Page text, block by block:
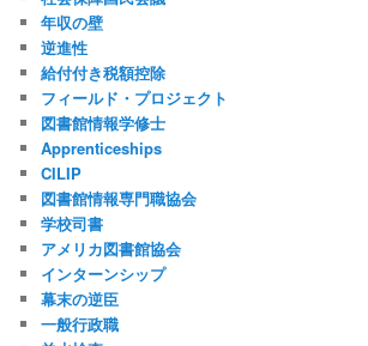
年収の壁
逆進性
給付付き税額控除
フィールド・プロジェクト
図書館情報学修士
Apprenticeships
CILIP
図書館情報専門職協会
学校司書
アメリカ図書館協会
インターンシップ
幕末の逆臣
一般行政職